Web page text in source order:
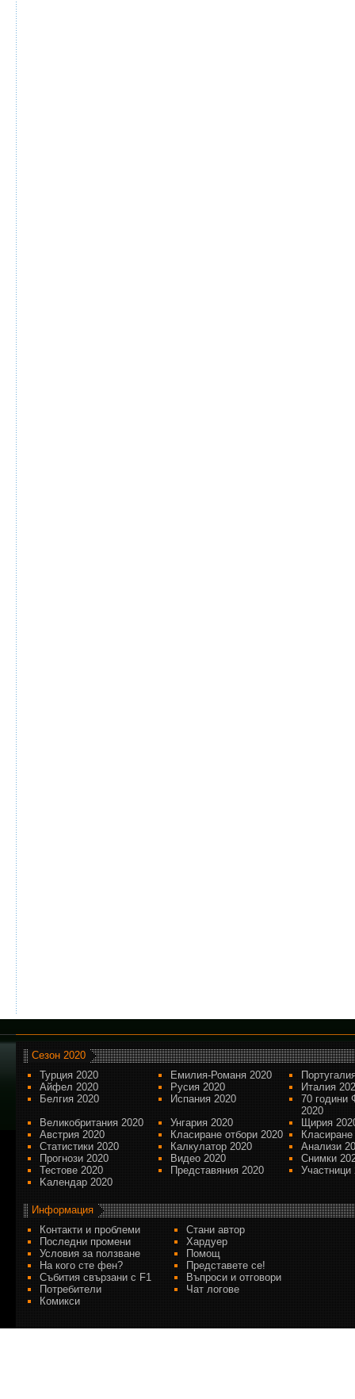
Сезон 2020
Турция 2020
Емилия-Романя 2020
Айфел 2020
Русия 2020
Италия
Белгия 2020
Испания 2020
70 години
2020
Великобритания 2020
Унгария 2020
Щирия
Австрия 2020
Класиране отбори 2020
Статистики 2020
Калкулатор 2020
Анализи
Прогнози 2020
Видео 2020
Снимки
Тестове 2020
Представяния 2020
Участници
Kалендар 2020
Информация
Контакти и проблеми
Стани автор
Последни промени
Хардуер
Условия за ползване
Помощ
На кого сте фен?
Представете се!
Събития свързани с F1
Въпроси и отговори
Потребители
Чат логове
Комикси